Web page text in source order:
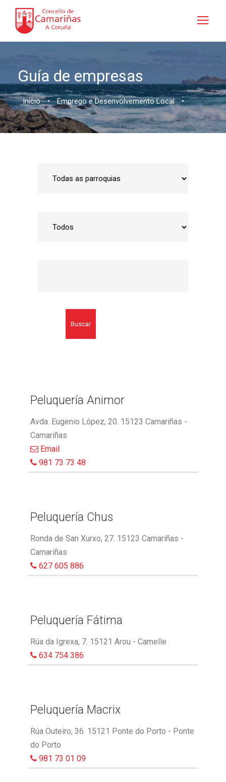
Guía de empresas
Inicio • Emprego e Desenvolvemento Local •
Buscar
Peluquería Animor
Avda. Eugenio López, 20. 15123 Camariñas -
Camariñas
Email
981 73 73 48
Peluquería Chus
Ronda de San Xurxo, 27. 15123 Camariñas -
Camariñas
627 605 886
Peluquería Fátima
Rúa da Igrexa, 7. 15121 Arou - Camelle
634 754 386
Peluquería Macrix
Rúa Outeiro, 36. 15121 Ponte do Porto - Ponte
do Porto
981 73 01 09